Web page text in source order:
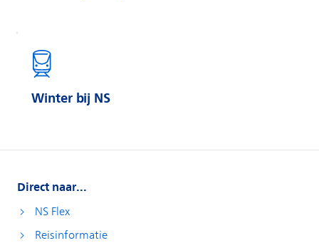
Winter bij NS
Direct naar...
NS Flex
Reisinformatie